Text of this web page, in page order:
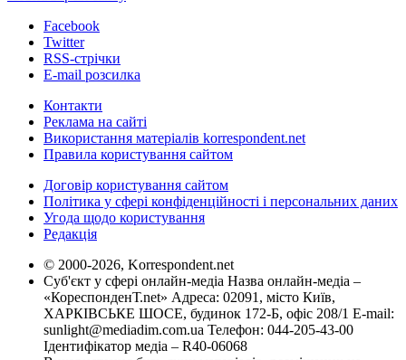
Facebook
Twitter
RSS-стрічки
E-mail розсилка
Контакти
Реклама на сайті
Використання матеріалів korrespondent.net
Правила користування сайтом
Договір користування сайтом
Політика у сфері конфіденційності і персональних даних
Угода щодо користування
Редакція
© 2000-2026, Korrespondent.net
Суб'єкт у сфері онлайн-медіа Назва онлайн-медіа –
«КореспонденТ.net» Адреса: 02091, місто Київ,
ХАРКІВСЬКЕ ШОСЕ, будинок 172-Б, офіс 208/1 E-mail:
sunlight@mediadim.com.ua Телефон: 044-205-43-00
Ідентифікатор медіа – R40-06068